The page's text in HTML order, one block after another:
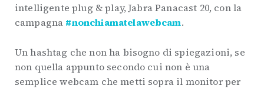
intelligente plug & play, Jabra Panacast 20, con la
campagna #nonchiamatelawebcam.
Un hashtag che non ha bisogno di spiegazioni, se
non quella appunto secondo cui non è una
semplice webcam che metti sopra il monitor per